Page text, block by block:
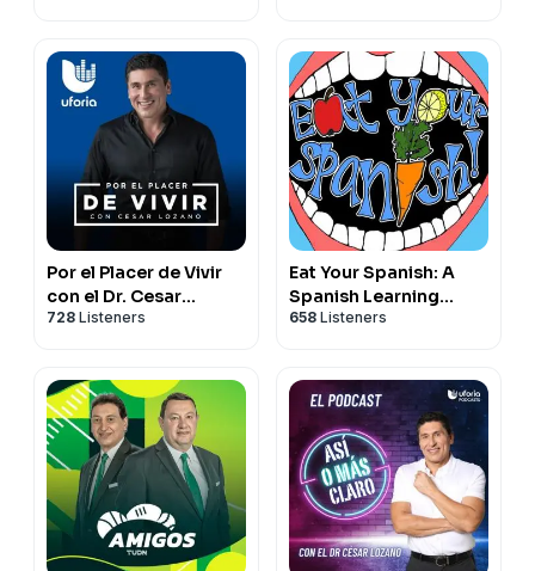
Por el Placer de Vivir
con el Dr. Cesar
Lozano
728 Listeners
Eat Your Spanish: A
Spanish Learning
Podcast for Kids and
658 Listeners